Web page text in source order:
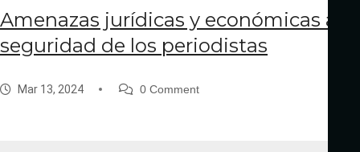
Amenazas jurídicas y económicas a la
seguridad de los periodistas
Mar 13, 2024 0 Comment